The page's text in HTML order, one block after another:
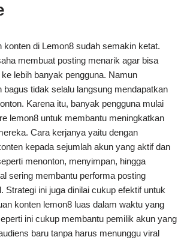
konten di Lemon8 sudah semakin ketat.
membuat posting menarik agar bisa
lebih banyak pengguna. Namun
bagus tidak selalu langsung mendapatkan
Karena itu, banyak pengguna mulai
lemon8 untuk membantu meningkatkan
Cara kerjanya yaitu dengan
kepada sejumlah akun yang aktif dan
menonton, menyimpan, hingga
sering membantu performa posting
Strategi ini juga dinilai cukup efektif untuk
konten lemon8 luas dalam waktu yang
ini cukup membantu pemilik akun yang
baru tanpa harus menunggu viral